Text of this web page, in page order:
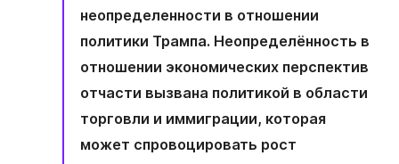
неопределенности в отношении
политики Трампа. Неопределённость в
отношении экономических перспектив
отчасти вызвана политикой в области
торговли и иммиграции, которая
может спровоцировать рост